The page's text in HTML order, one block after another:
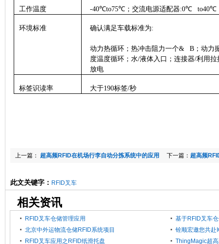
工作温度 -40℃to75℃ ；交流电源适配器:0℃ to40℃
环境标准 确认满足车载标准为:
动力热循环；热冲击阻力一个& B ；动力
度温度循环；水/液体入口；连接器/利用拉
放电
标签识读率 大于190标签/秒
下一篇： 超高频
上一篇： 超高频RFID在机场行李自动分拣系统中的应用
此文关键字： RFID叉车
相关资讯
RFID叉车仓储管理应用
基于RFID叉车
北京中外运物流仓储RFID系统项目
铨顺宏邀您共赴
RFID叉车应用之RFID纸滑托盘